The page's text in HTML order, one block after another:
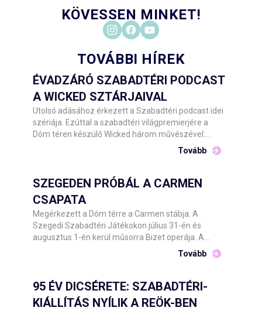
KÖVESSEN MINKET!
TOVÁBBI HÍREK
ÉVADZÁRÓ SZABADTÉRI PODCAST
A WICKED SZTÁRJAIVAL
Utolsó adásához érkezett a Szabadtéri podcast idei
szériája. Ezúttal a szabadtéri világpremierjére a
Dóm téren készülő Wicked három művészével:
Udvaros Dorottyával, Csonka Andrással és Tóth
Tovább
SZEGEDEN PRÓBÁL A CARMEN
CSAPATA
Megérkezett a Dóm térre a Carmen stábja. A
Szegedi Szabadtéri Játékokon július 31-én és
augusztus 1-én kerül műsorra Bizet operája. A
Csokonai Nemzeti Színház Debrecen előadásának
közreműködőit Barnák László főigazgató hétfő este
Tovább
95 ÉV DICSÉRETE: SZABADTÉRI-
KIÁLLÍTÁS NYÍLIK A REÖK-BEN